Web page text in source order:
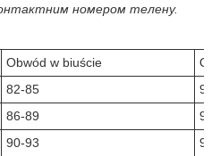
номером телену.
Obwód w biuście
82-85
86-89
90-93